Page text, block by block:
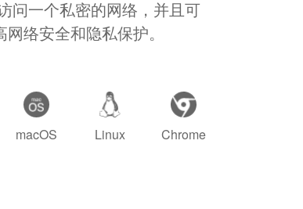
问一个私密的网络，并且可
络安全和隐私保护。
macOS Linux Chrome